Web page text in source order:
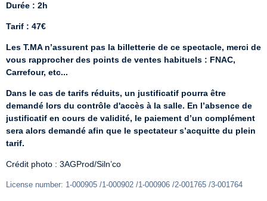
Durée : 2h
Tarif : 47€
Les T.MA n’assurent pas la billetterie de ce spectacle, merci de
vous rapprocher des points de ventes habituels : FNAC,
Carrefour, etc...
Dans le cas de tarifs réduits, un justificatif pourra être
demandé lors du contrôle d'accès à la salle. En l’absence de
justificatif en cours de validité, le paiement d’un complément
sera alors demandé afin que le spectateur s’acquitte du plein
tarif.
Crédit photo : 3AGProd/Siln’co
License number: 1-000905 /1-000902 /1-000906 /2-001765 /3-001764